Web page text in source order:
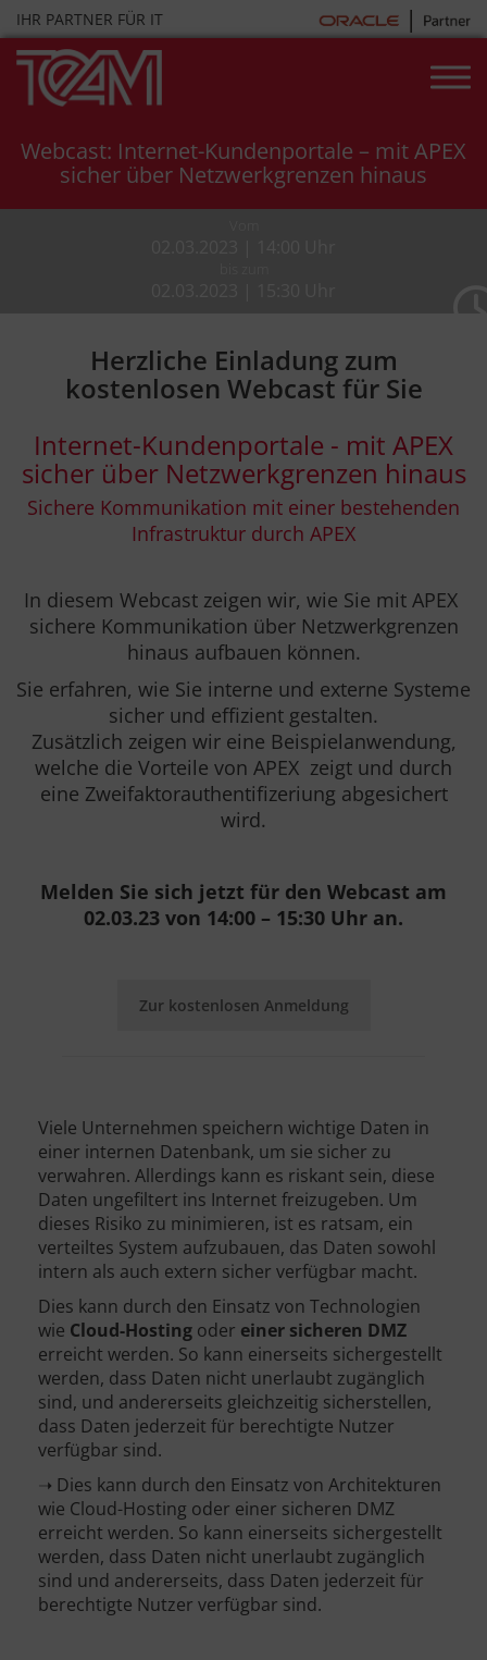
Skip
to
content
IHR PARTNER FÜR IT
Webcast: Internet-Kundenportale – mit APEX
sicher über Netzwerkgrenzen hinaus
Herzliche Einladung zum
kostenlosen Webcast für Sie
Internet-Kundenportale - mit APEX
sicher über Netzwerkgrenzen hinaus
Sichere Kommunikation mit einer bestehenden
Infrastruktur durch APEX
In diesem Webcast zeigen wir, wie Sie mit APEX
sichere Kommunikation über Netzwerkgrenzen
hinaus aufbauen können.
Sie erfahren, wie Sie interne und externe Systeme
sicher und effizient gestalten.
Zusätzlich zeigen wir eine Beispielanwendung,
welche die Vorteile von APEX zeigt und durch
eine Zweifaktorauthentifizeriung abgesichert
wird.
Melden Sie sich jetzt für den Webcast am
02.03.23 von 14:00 – 15:30 Uhr an.
Zur kostenlosen Anmeldung
Viele Unternehmen speichern wichtige Daten in
einer internen Datenbank, um sie sicher zu
verwahren. Allerdings kann es riskant sein, diese
Daten ungefiltert ins Internet freizugeben. Um
dieses Risiko zu minimieren, ist es ratsam, ein
verteiltes System aufzubauen, das Daten sowohl
intern als auch extern sicher verfügbar macht.
Dies kann durch den Einsatz von Technologien
wie Cloud-Hosting oder einer sicheren DMZ
erreicht werden. So kann einerseits sichergestellt
werden, dass Daten nicht unerlaubt zugänglich
sind, und andererseits gleichzeitig sicherstellen,
dass Daten jederzeit für berechtigte Nutzer
verfügbar sind.
➝ Dies kann durch den Einsatz von Architekturen
wie Cloud-Hosting oder einer sicheren DMZ
erreicht werden. So kann einerseits sichergestellt
werden, dass Daten nicht unerlaubt zugänglich
sind und andererseits, dass Daten jederzeit für
berechtigte Nutzer verfügbar sind.